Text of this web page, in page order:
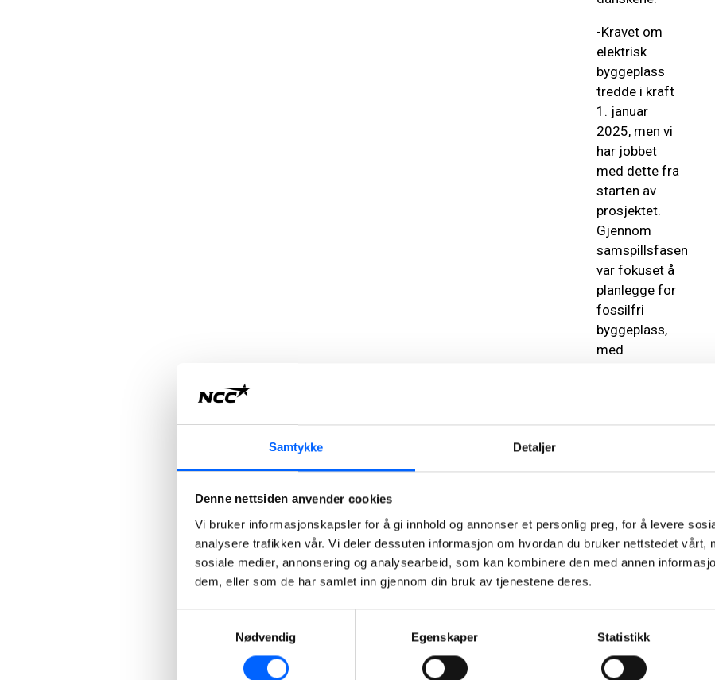
Samtykke Detaljer
Denne nettsiden anvender cookies
Vi bruker informasjonskapsler for å gi innhold og annonser et personlig preg, for å levere
analysere trafikken vår. Vi deler dessuten informasjon om hvordan du bruker nettstedet vårt,
sosiale medier, annonsering og analysearbeid, som kan kombinere den med annen
dem, eller som de har samlet inn gjennom din bruk av tjenestene deres.
Nødvendig
Egenskaper Statistikk
-Kravet om
elektrisk
byggeplass
tredde i kraft
1. januar
2025, men vi
har jobbet
med dette fra
starten av
prosjektet.
Gjennom
samspillsfasen
var fokuset å
planlegge for
fossilfri
byggeplass,
med
blir det da å
strømkapasitet
med
kompetanse
og tilgang på
maskiner, sier
anleggsleder i